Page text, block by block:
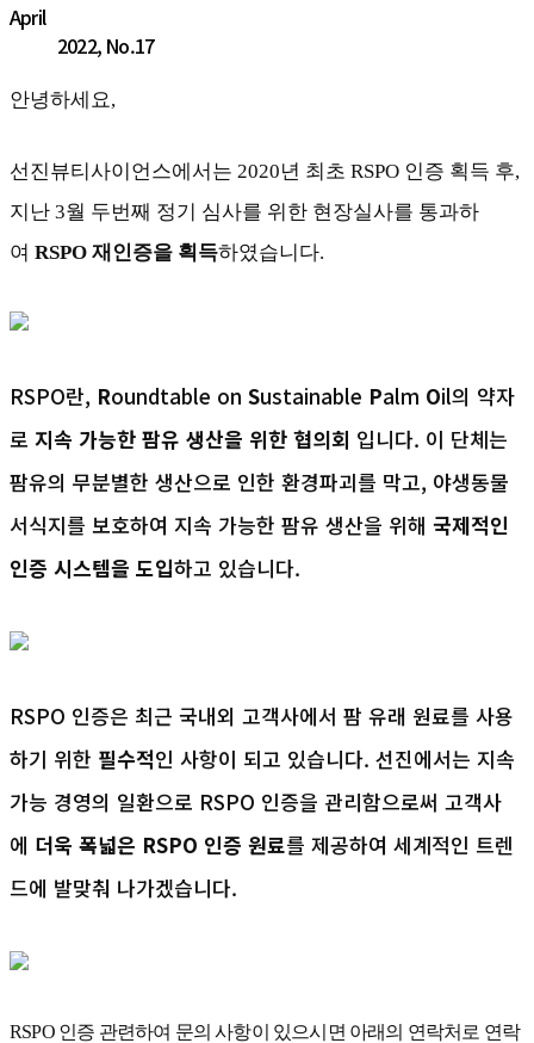
April
2022, No.17
안녕하세요,
선진뷰티사이언스에서는 2020년 최초 RSPO 인증 획득 후,
지난 3월 두번째 정기 심사를 위한 현장실사를 통과하
여 RSPO 재인증을 획득하였습니다.
RSPO란, Roundtable on Sustainable Palm Oil의 약자
로 지속 가능한 팜유 생산을 위한 협의회 입니다. 이 단체는
팜유의 무분별한 생산으로 인한 환경파괴를 막고, 야생동물
서식지를 보호하여 지속 가능한 팜유 생산을 위해 국제적인
인증 시스템을 도입하고 있습니다.
RSPO 인증은 최근 국내외 고객사에서 팜 유래 원료를 사용
하기 위한 필수적인 사항이 되고 있습니다. 선진에서는 지속
가능 경영의 일환으로 RSPO 인증을 관리함으로써 고객사
에 더욱 폭넓은 RSPO 인증 원료를 제공하여 세계적인 트렌
드에 발맞춰 나가겠습니다.
RSPO 인증 관련하여 문의 사항이 있으시면 아래의 연락처로 연락